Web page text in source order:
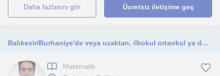
daha fazlasını gör Ücretsiz iletişime geç
Balıkesir/Burhaniye'de veya uzaktan, ilkokul ortaokul ya da lise, Matematik özel dersi veren Boğaziçi Matematik mezunu öğretmen.
Matematik